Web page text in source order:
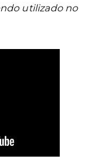
utilizado no